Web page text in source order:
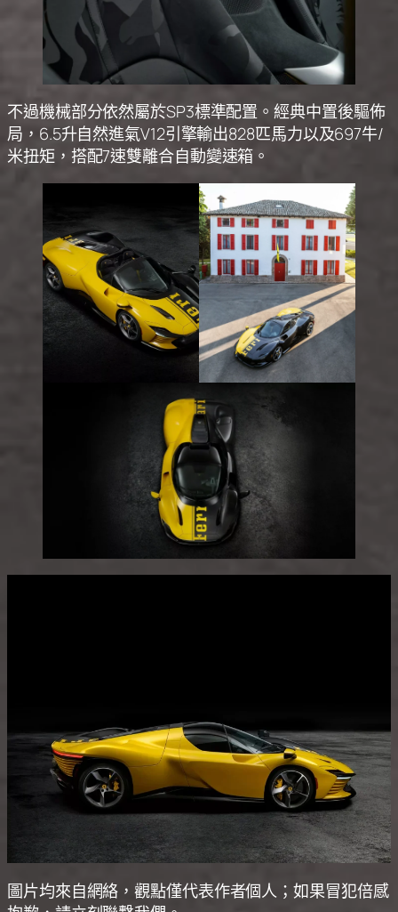
不過機械部分依然屬於SP3標準配置。經典中置後驅佈
局，6.5升自然進氣V12引擎輸出828匹馬力以及697牛/
米扭矩，搭配7速雙離合自動變速箱。
圖片均來自網絡，觀點僅代表作者個人；如果冒犯倍感